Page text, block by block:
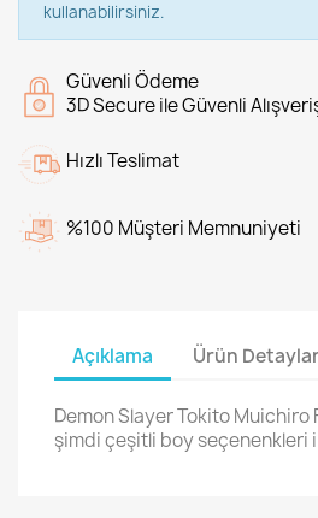
kullanabilirsiniz.
Güvenli Ödeme
3D Secure ile Güvenli
Hızlı Teslimat
%100 Müşteri Memnuniyeti
Açıklama Ürün
Demon Slayer Tokito
şimdi çeşitli boy seçenenkleri